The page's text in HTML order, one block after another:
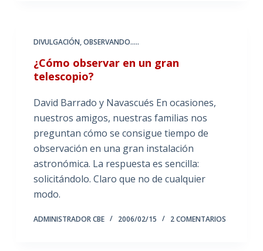
DIVULGACIÓN,OBSERVANDO.....
¿Cómo observar en un gran
telescopio?
David Barrado y Navascués En ocasiones,
nuestros amigos, nuestras familias nos
preguntan cómo se consigue tiempo de
observación en una gran instalación
astronómica. La respuesta es sencilla:
solicitándolo. Claro que no de cualquier
modo.
ADMINISTRADOR CBE 2006/02/15 2 COMENTARIOS